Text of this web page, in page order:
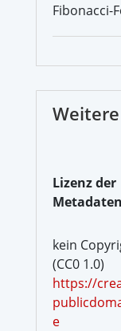
Fibonacci-
Lizenz der
kein
(CC0 1.0)
https://
e